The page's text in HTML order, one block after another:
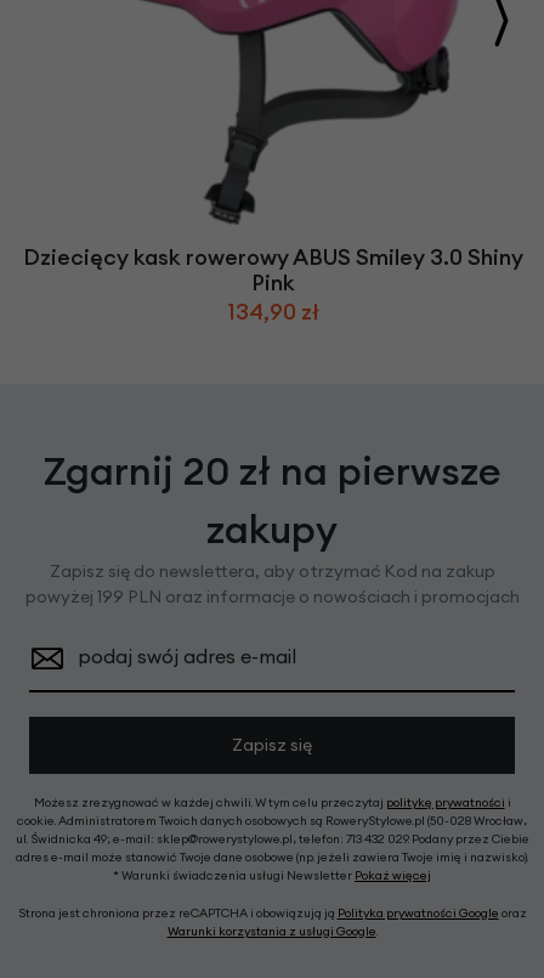
Dziecięcy kask rowerowy ABUS Smiley 3.0 Shiny
Pink
134,90 zł
Zgarnij 20 zł na pierwsze
zakupy
Zapisz się do newslettera, aby otrzymać Kod na zakup
powyżej 199 PLN oraz informacje o nowościach i promocjach
podaj swój adres e-mail
Zapisz się
Możesz zrezygnować w każdej chwili. W tym celu przeczytaj politykę prywatności i
cookie. Administratorem Twoich danych osobowych są RoweryStylowe.pl (50-028 Wrocław,
ul. Świdnicka 49; e-mail: sklep@rowerystylowe.pl, telefon: 713 432 029. Podany przez Ciebie
adres e-mail może stanowić Twoje dane osobowe (np. jeżeli zawiera Twoje imię i nazwisko).
* Warunki świadczenia usługi Newsletter Pokaż więcej
Strona jest chroniona przez reCAPTCHA i obowiązują ją Polityka prywatności Google oraz
Warunki korzystania z usługi Google.